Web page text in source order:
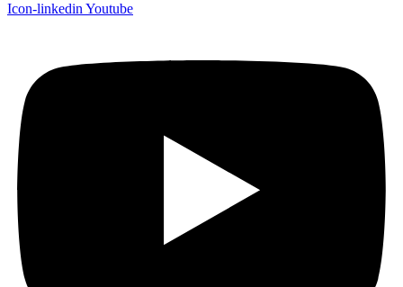
Icon-linkedin Youtube